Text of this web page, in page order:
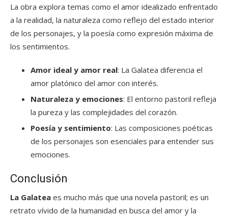
La obra explora temas como el amor idealizado enfrentado
a la realidad, la naturaleza como reflejo del estado interior
de los personajes, y la poesía como expresión máxima de
los sentimientos.
Amor ideal y amor real: La Galatea diferencia el
amor platónico del amor con interés.
Naturaleza y emociones: El entorno pastoril refleja
la pureza y las complejidades del corazón.
Poesía y sentimiento: Las composiciones poéticas
de los personajes son esenciales para entender sus
emociones.
Conclusión
La Galatea es mucho más que una novela pastoril; es un
retrato vívido de la humanidad en busca del amor y la